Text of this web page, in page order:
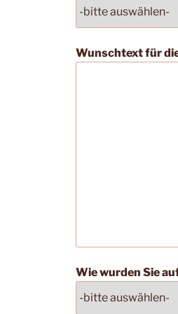
Wunschtext für
Wie wurden Sie